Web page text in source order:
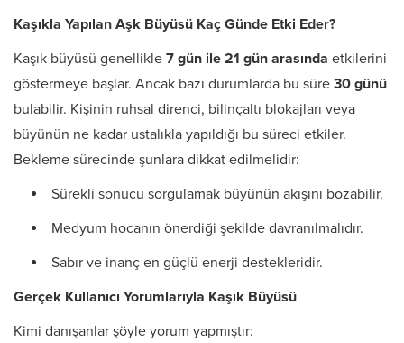
Kaşıkla Yapılan Aşk Büyüsü Kaç Günde Etki Eder?
Kaşık büyüsü genellikle 7 gün ile 21 gün arasında etkilerini
göstermeye başlar. Ancak bazı durumlarda bu süre 30 günü
bulabilir. Kişinin ruhsal direnci, bilinçaltı blokajları veya
büyünün ne kadar ustalıkla yapıldığı bu süreci etkiler.
Bekleme sürecinde şunlara dikkat edilmelidir:
Sürekli sonucu sorgulamak büyünün akışını bozabilir.
Medyum hocanın önerdiği şekilde davranılmalıdır.
Sabır ve inanç en güçlü enerji destekleridir.
Gerçek Kullanıcı Yorumlarıyla Kaşık Büyüsü
Kimi danışanlar şöyle yorum yapmıştır: